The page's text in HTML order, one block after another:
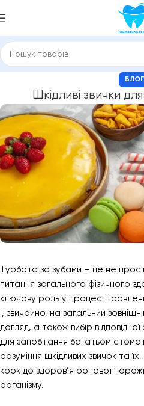
БЛОГ
Шкідливі звички
Турбота за зубами – це не
питання загального фізичного
ключову роль у процесі
і, звичайно, на загальний
догляд, а також вибір відповідної
для запобігання багатьом
розуміння шкідливих звичок та
крок до здоров’я ротової
організму.